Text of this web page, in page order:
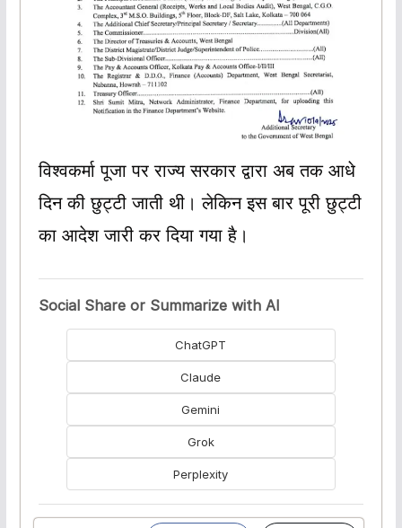
विश्वकर्मा पूजा पर राज्य सरकार द्वारा अब तक आधे
दिन की छुट्टी जाती थी‌‌। लेकिन इस बार पूरी छुट्टी
का आदेश जारी कर दिया गया है।
Social Share or Summarize with AI
ChatGPT
Claude
Gemini
Grok
Perplexity